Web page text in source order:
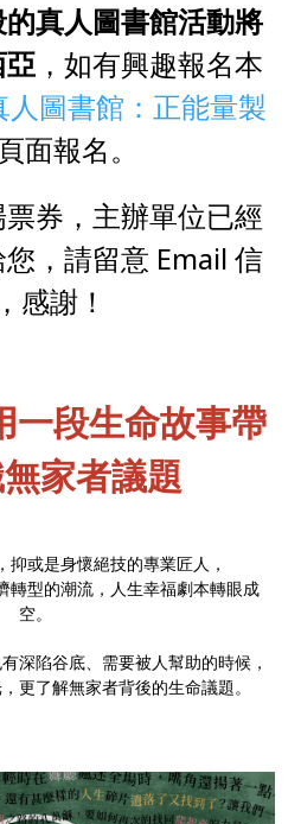
真人圖書館活動將
，如有興趣報名本
人圖書館：正能量製
面報名。
券，主辦單位已經
，請留意 Email 信
感謝！
一段生命故事帶
家者議題
抑或是身懷絕技的專業匠人，
轉型的潮流，人生幸福劇本轉眼成
空。
深陷谷底、需要被人幫助的時候，
更了解無家者背後的生命議題。